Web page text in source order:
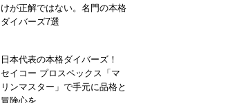
けが正解ではない。名門の本格
ダイバーズ7選
日本代表の本格ダイバーズ！
セイコー プロスペックス「マ
リンマスター」で手元に品格と
冒険心を